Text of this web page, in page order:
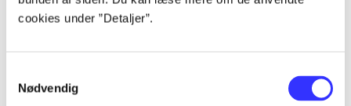
cookies under ”Detaljer”.
Nødvendig
Alle registrerede artikler fordelt på udgivelser